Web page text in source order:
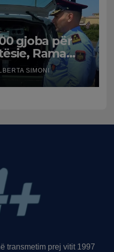
gjoba për
Rama
Kamerat e
në
SIMONI
transmetim prej vitit 1997